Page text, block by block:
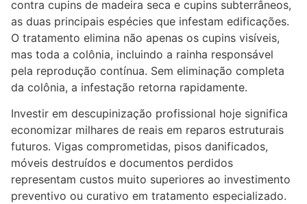
contra cupins de madeira seca e cupins subterrâneos,
as duas principais espécies que infestam edificações.
O tratamento elimina não apenas os cupins visíveis,
mas toda a colônia, incluindo a rainha responsável
pela reprodução contínua. Sem eliminação completa
da colônia, a infestação retorna rapidamente.
Investir em descupinização profissional hoje significa
economizar milhares de reais em reparos estruturais
futuros. Vigas comprometidas, pisos danificados,
móveis destruídos e documentos perdidos
representam custos muito superiores ao investimento
preventivo ou curativo em tratamento especializado.